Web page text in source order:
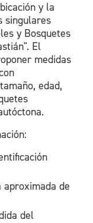
y la
singulares
y Bosquetes
El
medidas
edad,
aproximada de
del